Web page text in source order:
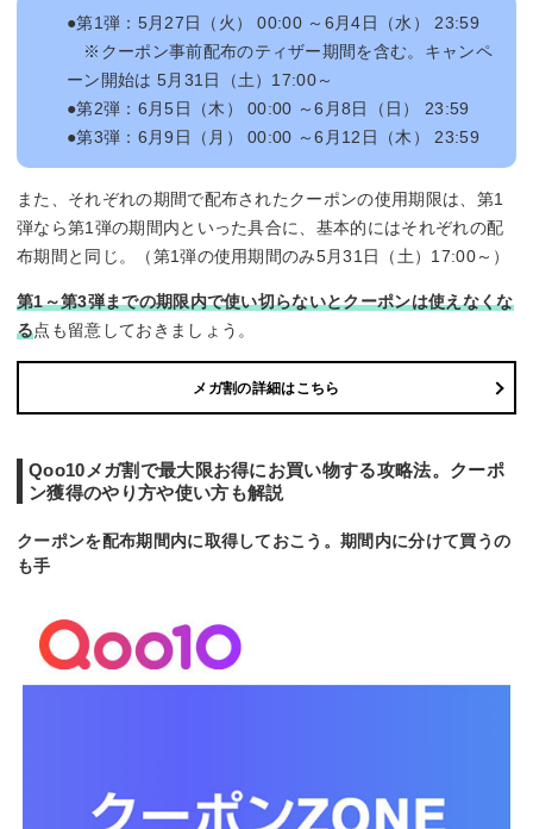
●第1弾：5月27日（火） 00:00 ～6月4日（水） 23:59
※クーポン事前配布のティザー期間を含む。キャンペ
ーン開始は 5月31日（土）17:00～
●第2弾：6月5日（木） 00:00 ～6月8日（日） 23:59
●第3弾：6月9日（月） 00:00 ～6月12日（木） 23:59
また、それぞれの期間で配布されたクーポンの使用期限は、第1
弾なら第1弾の期間内といった具合に、基本的にはそれぞれの配
布期間と同じ。（第1弾の使用期間のみ5月31日（土）17:00～）
第1～第3弾までの期限内で使い切らないとクーポンは使えなくな
る点も留意しておきましょう。
メガ割の詳細はこちら
Qoo10メガ割で最大限お得にお買い物する攻略法。クーポ
ン獲得のやり方や使い方も解説
クーポンを配布期間内に取得しておこう。期間内に分けて買うの
も手